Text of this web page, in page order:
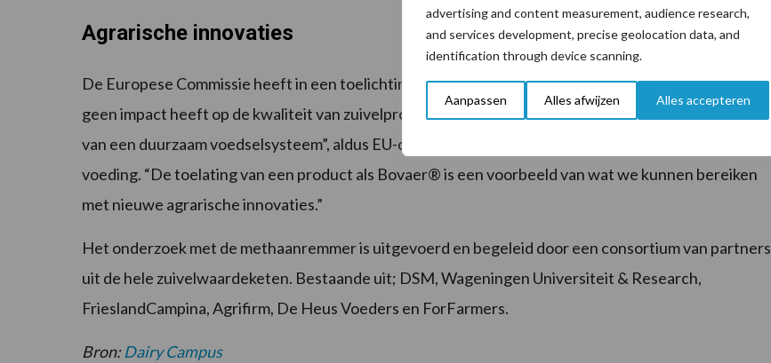
advertising and content measurement, audience research,
and services development, precise geolocation data, and
identification through device scanning.
Aanpassen Alles afwijzen Alles accepteren
Agrarische innovaties
De Europese Commissie heeft in een toelichting aangegeven dat Bovaer® veilig is voor gebruik en
geen impact heeft op de kwaliteit van zuivelproducten. “Innovatie is de sleutel voor het realiseren
van een duurzaam voedselsysteem”, aldus EU-commissaris Stella Kyriakides van gezondheid en
voeding. “De toelating van een product als Bovaer® is een voorbeeld van wat we kunnen bereiken
met nieuwe agrarische innovaties.”
Het onderzoek met de methaanremmer is uitgevoerd en begeleid door een consortium van partners
uit de hele zuivelwaardeketen. Bestaande uit; DSM, Wageningen Universiteit & Research,
FrieslandCampina, Agrifirm, De Heus Voeders en ForFarmers.
Bron:Dairy Campus